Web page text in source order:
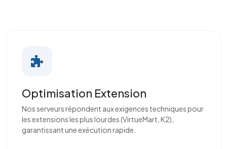
Optimisation Extension
Nos serveurs répondent aux exigences techniques pour
les extensions les plus lourdes (VirtueMart, K2),
garantissant une exécution rapide.